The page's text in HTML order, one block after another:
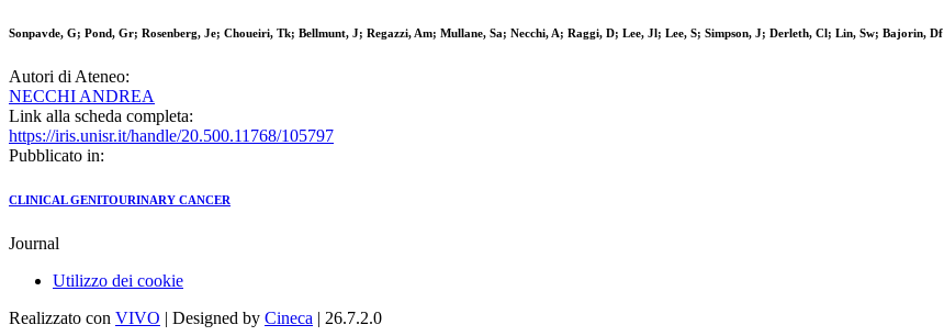
Sonpavde, G; Pond, Gr; Rosenberg, Je; Choueiri, Tk; Bellmunt, J; Regazzi, Am; Mullane, Sa; Necchi, A; Raggi, D; Lee, Jl; Lee, S; Simpson, J; Derleth, Cl; Lin, Sw; Bajorin, Df
Autori di Ateneo:
NECCHI ANDREA
Link alla scheda completa:
https://iris.unisr.it/handle/20.500.11768/105797
Pubblicato in:
CLINICAL GENITOURINARY CANCER
Journal
Utilizzo dei cookie
Realizzato con VIVO | Designed by Cineca | 26.7.2.0